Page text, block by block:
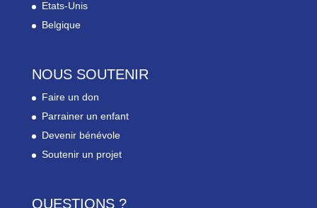
Etats-Unis
Belgique
NOUS SOUTENIR
Faire un don
Parrainer un enfant
Devenir bénévole
Soutenir un projet
QUESTIONS ?